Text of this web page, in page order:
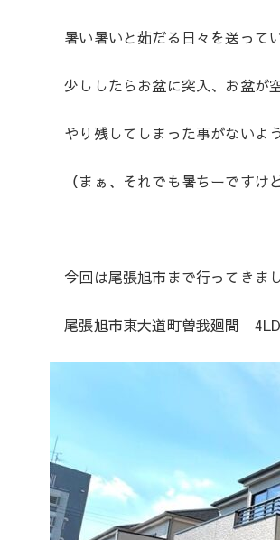
暑い暑いと茹だる日々を送ってい
少ししたらお盆に突入、お盆が
やり残してしまった事がないよ
（まぁ、それでも暑ちーですけ
今回は尾張旭市まで行ってきま
尾張旭市東大道町曽我廻間